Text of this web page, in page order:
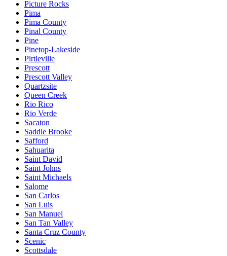
Picture Rocks
Pima
Pima County
Pinal County
Pine
Pinetop-Lakeside
Pirtleville
Prescott
Prescott Valley
Quartzsite
Queen Creek
Rio Rico
Rio Verde
Sacaton
Saddle Brooke
Safford
Sahuarita
Saint David
Saint Johns
Saint Michaels
Salome
San Carlos
San Luis
San Manuel
San Tan Valley
Santa Cruz County
Scenic
Scottsdale